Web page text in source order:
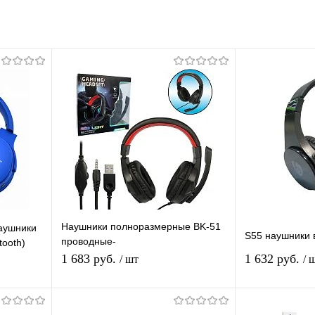
Наушники полноразмерные BK-51
проводные-
гарнитура(микрофон,кабель
красные
1 683 руб. / шт
S55 наушники
1 632 руб. /